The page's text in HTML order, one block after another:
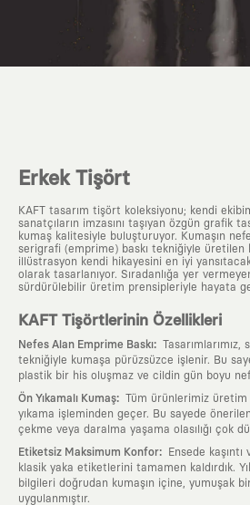
Erkek Tişört
KAFT tasarım tişört koleksiyonu; kendi
sanatçıların imzasını taşıyan özgün grafik
kumaş kalitesiyle buluşturuyor. Kumaşın
serigrafi (emprime) baskı tekniğiyle üretilen
illüstrasyon kendi hikayesini en iyi
olarak tasarlanıyor. Sıradanlığa yer
sürdürülebilir üretim prensipleriyle hayata
KAFT Tişörtlerinin Özellikleri
Nefes Alan Emprime Baskı:
tekniğiyle kumaşa pürüzsüzce işlenir. Bu
plastik bir his oluşmaz ve cildin gün boyu
Ön Yıkamalı Kumaş: Tüm ürünlerimiz üretim
yıkama işleminden geçer. Bu sayede önerilen
çekme veya daralma yaşama olasılığı çok
Etiketsiz Maksimum Konfor:
Ensede kaşıntı
klasik yaka etiketlerini tamamen kaldırdık.
bilgileri doğrudan kumaşın içine, yumuşak
uygulanmıştır.